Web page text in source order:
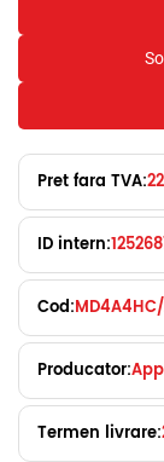
Pret fara TVA:
ID intern:
Cod:
Producator:
Termen livrare: